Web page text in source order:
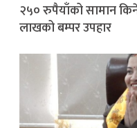
२५० रुपैयाँको सामान
लाखको बम्पर उपहार